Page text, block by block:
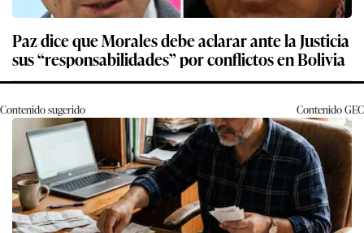
Paz dice que Morales debe aclarar ante la Justicia
sus “responsabilidades” por conflictos en Bolivia
Contenido sugerido ContenidoGEC